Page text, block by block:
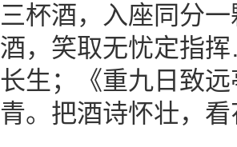
三杯酒，入座同分
酒，笑取无忧定指
长生；《重九日致
青。把酒诗怀壮，看